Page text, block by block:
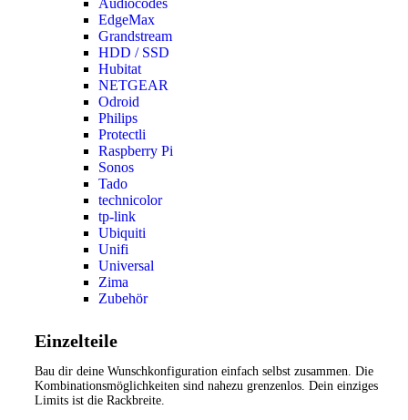
EdgeMax
Grandstream
HDD / SSD
Hubitat
NETGEAR
Odroid
Philips
Protectli
Raspberry Pi
Sonos
Tado
technicolor
tp-link
Ubiquiti
Unifi
Universal
Zima
Zubehör
Einzelteile
Bau dir deine Wunschkonfiguration einfach selbst zusammen. Die
Kombinationsmöglichkeiten sind nahezu grenzenlos. Dein einziges
Limits ist die Rackbreite.